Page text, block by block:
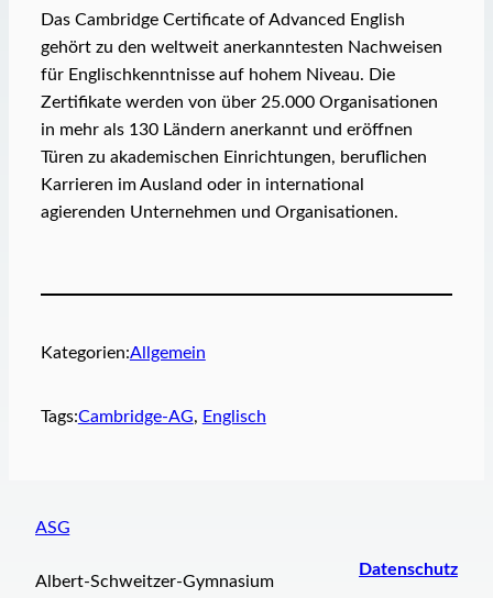
Das Cambridge Certificate of Advanced English
gehört zu den weltweit anerkanntesten Nachweisen
für Englischkenntnisse auf hohem Niveau. Die
Zertifikate werden von über 25.000 Organisationen
in mehr als 130 Ländern anerkannt und eröffnen
Türen zu akademischen Einrichtungen, beruflichen
Karrieren im Ausland oder in international
agierenden Unternehmen und Organisationen.
Kategorien:Allgemein
Tags:Cambridge-AG, Englisch
ASG
Albert-Schweitzer-Gymnasium
Datenschutz